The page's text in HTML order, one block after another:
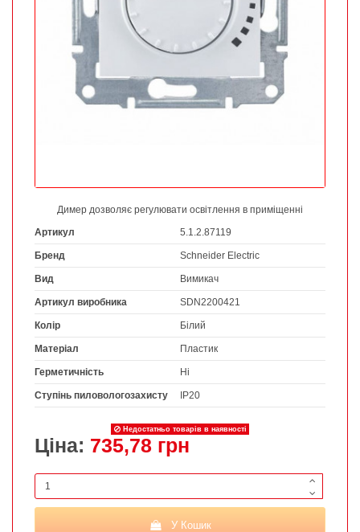
Димер дозволяє регулювати освітлення в приміщенні
Артикул
5.1.2.87119
Бренд Schneider Electric
Вид Вимикач
Артикул виробника SDN2200421
Колір Білий
Матеріал Пластик
Герметичність Ні
Ступінь пиловологозахисту IP20
Недостатньо товарів в наявності
Ціна: 735,78 грн
У Кошик